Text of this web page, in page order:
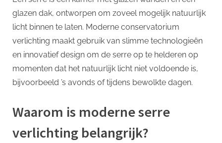
glazen dak, ontworpen om zoveel mogelijk natuurlijk
licht binnen te laten. Moderne conservatorium
verlichting maakt gebruik van slimme technologieën
en innovatief design om de serre op te helderen op
momenten dat het natuurlijk licht niet voldoende is,
bijvoorbeeld ’s avonds of tijdens bewolkte dagen.
Waarom is moderne serre
verlichting belangrijk?